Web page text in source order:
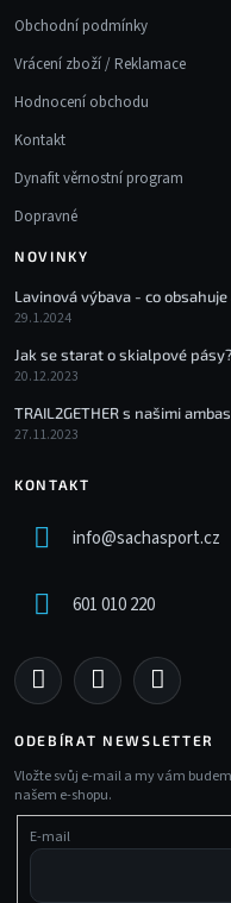
Obchodní podmínky
Vrácení zboží / Reklamace
Hodnocení obchodu
Kontakt
Dynafit věrnostní program
Dopravné
NOVINKY
Lavinová výbava - co
29.1.2024
Jak se starat o skialpové pásy?
20.12.2023
TRAIL2GETHER s našimi
27.11.2023
KONTAKT
info@sachasport.cz
601 010 220
ODEBÍRAT NEWSLETTER
Vložte svůj e-mail a my vám
našem e-shopu.
E-mail